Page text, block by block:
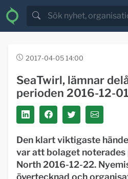
2017-04-05 14:00
SeaTwirl, lämnar
perioden 2016-12-
Den klart viktigaste
var att bolaget noterades
North 2016-12-22.
övertecknad och